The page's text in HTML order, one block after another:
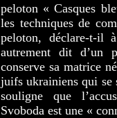
peloton « Casques
les techniques de
peloton, déclare-t-il
autrement dit d’un
conserve sa matrice
juifs ukrainiens qui se
souligne que
Svoboda est une «